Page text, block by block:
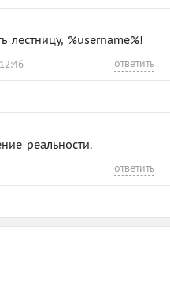
лестницу, %username%!
ответить
реальности.
ответить